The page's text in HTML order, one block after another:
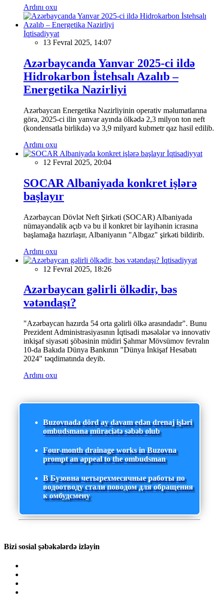
Ardını oxu
İqtisadiyyat
13 Fevral 2025, 14:07
Azərbaycanda Yanvar 2025-ci ildə
Hidrokarbon İstehsalı Azalıb –
Energetika Nazirliyi
Azərbaycan Energetika Nazirliyinin operativ məlumatlarına
görə, 2025-ci ilin yanvar ayında ölkədə 2,3 milyon ton neft
(kondensatla birlikdə) və 3,9 milyard kubmetr qaz hasil edilib.
Ardını oxu
İqtisadiyyat
12 Fevral 2025, 20:04
SOCAR Albaniyada konkret işlərə
başlayır
Azərbaycan Dövlət Neft Şirkəti (SOCAR) Albaniyada
nümayəndəlik açıb və bu il konkret bir layihənin icrasına
başlamağa hazırlaşır, Albaniyanın "Albgaz" şirkəti bildirib.
Ardını oxu
İqtisadiyyat
12 Fevral 2025, 18:26
Azərbaycan gəlirli ölkədir, bəs
vətəndaşı?
"Azərbaycan hazırda 54 orta gəlirli ölkə arasındadır". Bunu
Prezident Administrasiyasının İqtisadi məsələlər və innovativ
inkişaf siyasəti şöbəsinin müdiri Şahmar Mövsümov fevralın
10-da Bakıda Dünya Bankının "Dünya İnkişaf Hesabatı
2024" təqdimatında deyib.
Ardını oxu
Buzovnada dörd ay davam edən drenaj işləri
ombudsmana müraciətə səbəb olub
Four-month drainage works in Buzovna
prompt an appeal to the ombudsman
В Бузовна четырехмесячные работы по
водоотводу стали поводом для обращения
к омбудсмену
Bizi sosial şəbəkələrdə izləyin